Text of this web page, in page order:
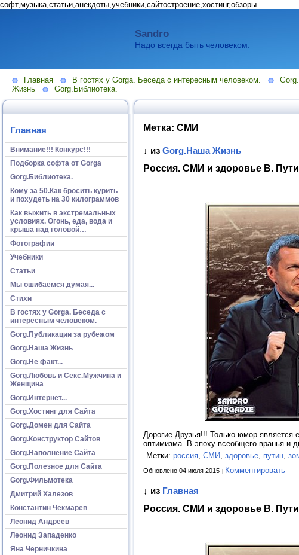
софт,музыка,статьи,анекдоты,учебники,сайтостроение,хостинг,обзоры
Sandro
Надо всегда быть человеком.
Главная В гостях у Gorga. Беседа с интересным человеком.
Жизнь
Gorg.Библиотека.
Главная
Внимание!!! Конкурс!!!
Подборка софта от Gorga
Gorg.Библиотека.
Кому за 50.Как бросить курить
и похудеть на 30 килограммов
Как выжить в экстремальных
условиях. Огонь, еда, вода и
крыша над головой…
Фотографии
Учебники
Статьи
Мы ошибаемся думая...
Стихи
В гостях у Gorga. Беседа с
интересным человеком.
Gorg.Публикации за рубежом
Gorg.Наша Жизнь
Gorg.Не факт...
Gorg.Любовь и Секс.Мужчина и
Женщина
Gorg.Интернет...
Gorg.Хостинг для Сайта
Gorg.Домен для Сайта
Gorg.Конструктор Сайтов
Gorg.Наполнение Сайта
Gorg.Полезное для Сайта
Gorg.Фильмотека
Дмитрий Халезов
Константин Чекмарёв
Леонид Андреев
Леонид Западенко
Яна Черничкина
Метка: СМИ
↓ из Gorg.Наша Жизнь
Россия. СМИ и здоровье В.
Дорогие Друзья!!! Только юмор является
оптимизма. В эпоху всеобщего вранья и
Метки: россия, СМИ, здоровье, путин,
Обновлено 04 июля 2015 Комментировать
↓ из Главная
Россия. СМИ и здоровье В.